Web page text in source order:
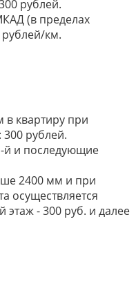
рублей.
(в пределах
рублей/км.
квартиру при
300 рублей.
й и последующие
2400 мм и при
осуществляется
этаж - 300 руб. и далее